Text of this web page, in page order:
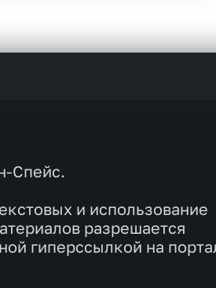
Спейс.
и использование
разрешается
гиперссылкой на